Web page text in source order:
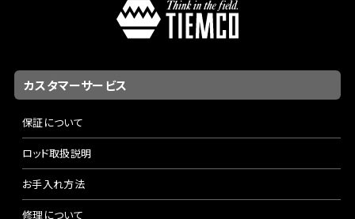
カスタマーサービス
保証について
ロッド取扱説明
お手入れ方法
修理について